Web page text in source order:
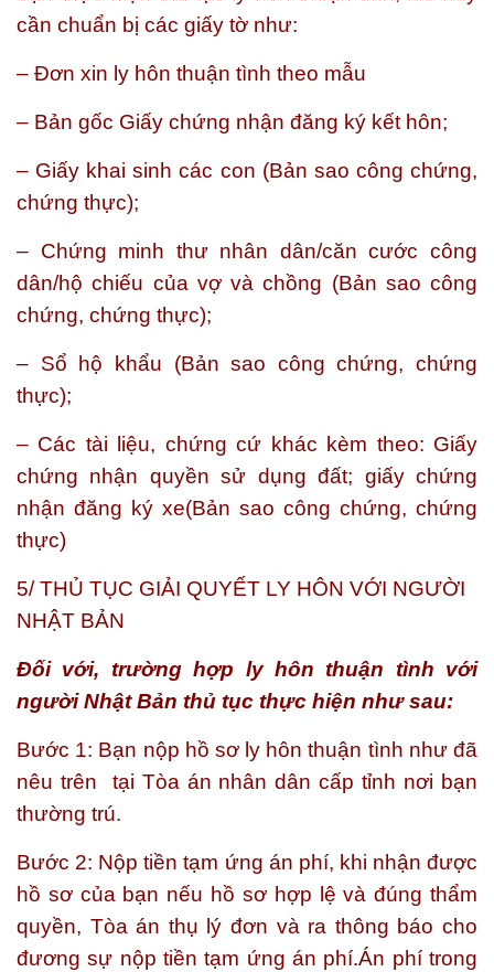
cần chuẩn bị các giấy tờ như:
– Đơn xin ly hôn thuận tình theo mẫu
– Bản gốc Giấy chứng nhận đăng ký kết hôn;
– Giấy khai sinh các con (Bản sao công chứng,
chứng thực);
– Chứng minh thư nhân dân/căn cước công
dân/hộ chiếu của vợ và chồng (Bản sao công
chứng, chứng thực);
– Sổ hộ khẩu (Bản sao công chứng, chứng
thực);
– Các tài liệu, chứng cứ khác kèm theo: Giấy
chứng nhận quyền sử dụng đất; giấy chứng
nhận đăng ký xe(Bản sao công chứng, chứng
thực)
5/ THỦ TỤC GIẢI QUYẾT LY HÔN VỚI NGƯỜI
NHẬT BẢN
Đối với, trường hợp ly hôn thuận tình với
người Nhật Bản thủ tục thực hiện như sau:
Bước 1: Bạn nộp hồ sơ ly hôn thuận tình như đã
nêu trên tại Tòa án nhân dân cấp tỉnh nơi bạn
thường trú.
Bước 2: Nộp tiền tạm ứng án phí, khi nhận được
hồ sơ của bạn nếu hồ sơ hợp lệ và đúng thẩm
quyền, Tòa án thụ lý đơn và ra thông báo cho
đương sự nộp tiền tạm ứng án phí.Án phí trong